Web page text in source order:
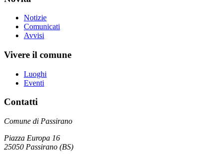
Notizie
Comunicati
Avvisi
Vivere il comune
Luoghi
Eventi
Contatti
Comune di Passirano
Piazza Europa 16
25050 Passirano (BS)